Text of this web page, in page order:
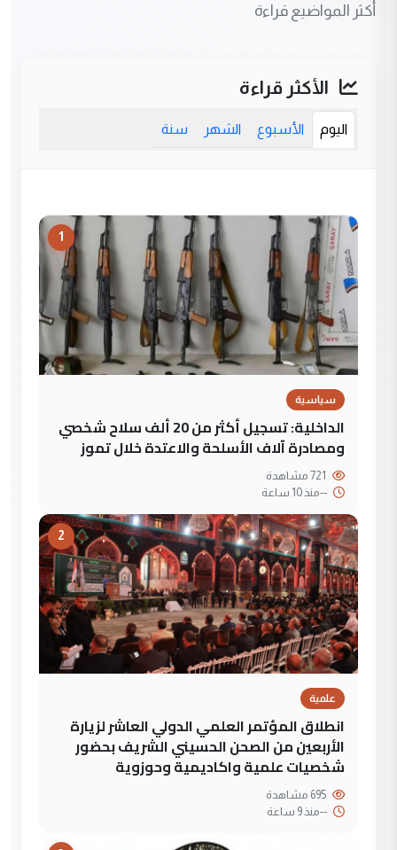
أكثر المواضيع قراءة
الأكثر قراءة
اليوم الأسبوع الشهر سنة
1
سياسية
الداخلية: تسجيل أكثر من 20 ألف سلاح شخصي
ومصادرة آلاف الأسلحة والاعتدة خلال تموز
--منذ 10 ساعة
2
علمية
انطلاق المؤتمر العلمي الدولي العاشر لزيارة
الأربعين من الصحن الحسيني الشريف بحضور
شخصيات علمية واكاديمية وحوزوية
--منذ 9 ساعة